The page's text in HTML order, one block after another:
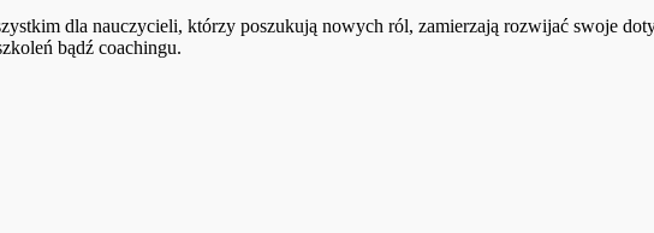
dla nauczycieli, którzy poszukują nowych ról, zamierzają rozwijać swoje
bądź coachingu.